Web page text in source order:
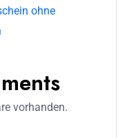
ohne
vorhanden.